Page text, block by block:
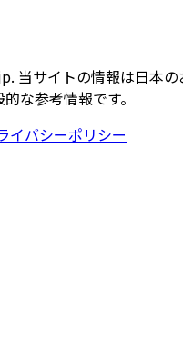
当サイトの情報は日本の
な参考情報です。
イバシーポリシー